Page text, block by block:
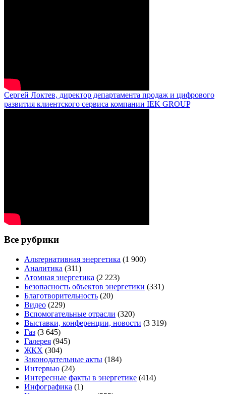
Сергей Локтев, директор департамента продаж и цифрового
развития клиентского сервиса компании IEK GROUP
Все рубрики
Альтернативная энергетика (1 900)
Аналитика (311)
Атомная энергетика (2 223)
Безопасность объектов энергетики (331)
Благотворительность (20)
Видео (229)
Вспомогательные отрасли (320)
Выставки, конференции, новости (3 319)
Газ (3 645)
Галерея (945)
ЖКХ (304)
Законодательные акты (184)
Интервью (24)
Интересные факты в энергетике (414)
Инфографика (1)